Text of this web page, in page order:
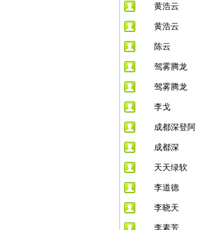
黄浩云
黄浩云
陈云
驾雾腾龙
驾雾腾龙
李戈
成都深登阿
成都深
天天绿软
李道德
李晓天
李素芳